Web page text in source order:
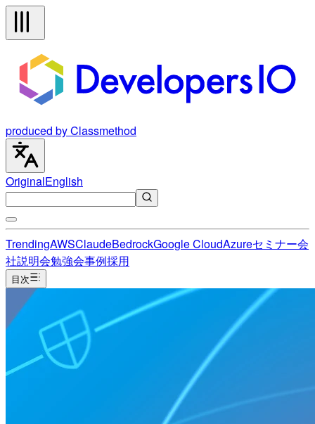
produced by Classmethod
OriginalEnglish
TrendingAWSClaudeBedrockGoogle CloudAzureセミナー会
社説明会勉強会事例採用
目次